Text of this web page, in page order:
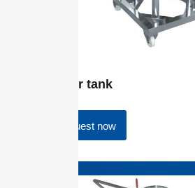
Agitator tank
Request now